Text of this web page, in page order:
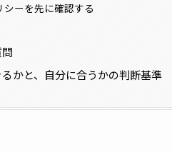
ーを先に確認する
かと、自分に合うかの判断基準